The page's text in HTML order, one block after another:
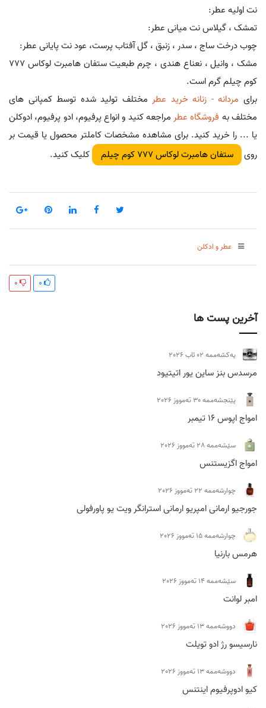
آخرین پست ها
یەکشەممە 02 ئاب 2026
مرسدس بنز ساین یور اتیتیود
پێنجشەممە 30 تەمووز 2026
امواج اپوس 16 تیمبر
سێشەممە 28 تەمووز 2026
امواج اگزیستنس
چوارشەممە 22 تەمووز 2026
جورجیو ارمانی امپریو ارمانی استرانگر ویت یو پاورفولی
چوارشەممە 15 تەمووز 2026
هرمس بارنیا
سێشەممە 14 تەمووز 2026
امبر لوانت
دووشەممە 13 تەمووز 2026
نارسیسو رژ ادو تویلت
دووشەممە 13 تەمووز 2026
کیو ادوپرفیوم اینتنس
نت اولیه عطر:
تمشک ، گیلاس نت میانی عطر:
چوب درخت ساج ، سدر ، زنبق ، گل آفتاب پرست، عود نت پایانی عطر:
مشک ، وانیل ، نعناع هندی ، چرم طبعیت ستفان هامبرت لوکاس 777
کوم چیلم گرم است.
برای مردانه - زنانه خرید عطر مختلف تولید شده توسط کمپانی های
مختلف به فروشگاه عطر مراجعه کنید و انواع پرفیوم، ادو پرفیوم، ادوکلن
یا ... را خرید کنید. برای مشاهده مشخصات کاملتر محصول یا قیمت بر
روی
ستفان هامبرت لوکاس 777 کوم چیلم کلیک کنید.
عطر و ادکلن